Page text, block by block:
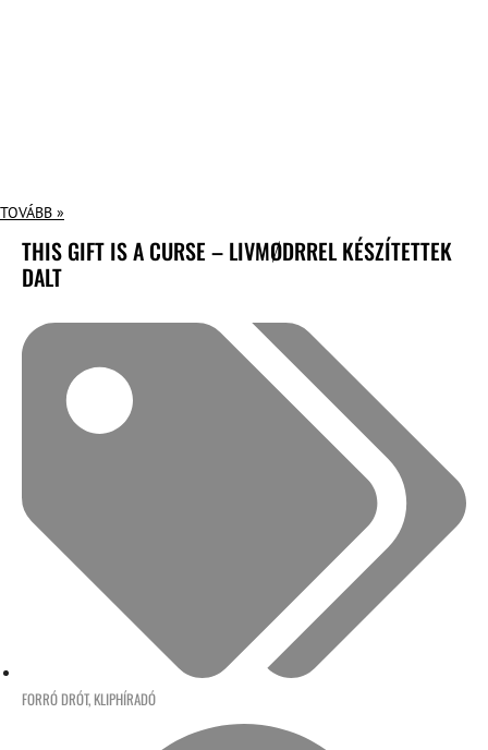
TOVÁBB »
THIS GIFT IS A CURSE – LIVMØDRREL KÉSZÍTETTEK
DALT
FORRÓ DRÓT, KLIPHÍRADÓ